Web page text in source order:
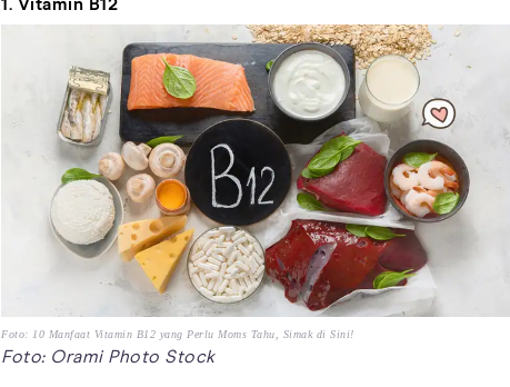
1. Vitamin B12
Foto: 10 Manfaat Vitamin B12 yang Perlu Moms Tahu, Simak di Sini!
Foto: Orami Photo Stock